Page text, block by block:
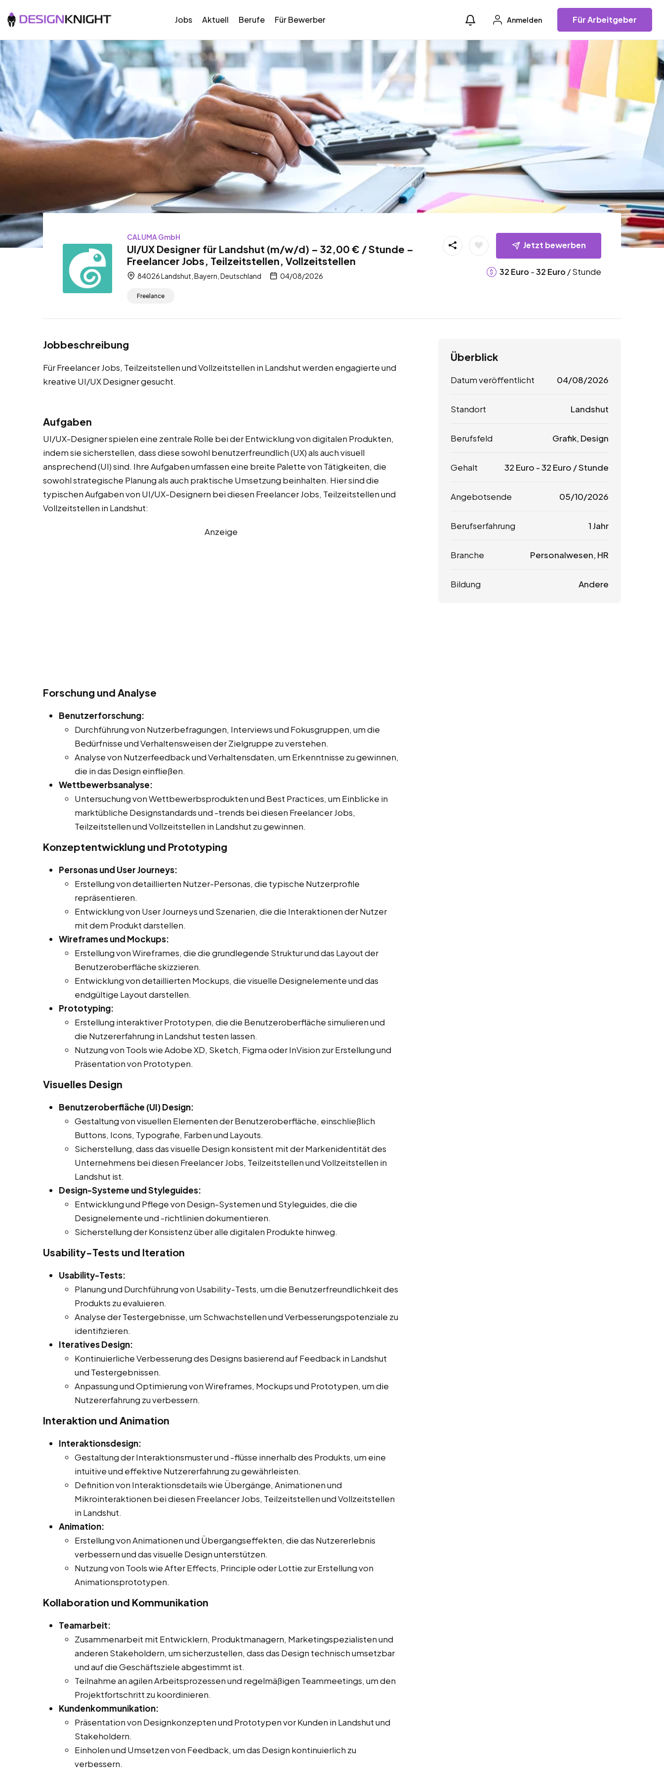
Jobs Aktuell Berufe Für Bewerber Anmelden Für Arbeitgeber
CALUMA GmbH
UI/UX Designer für Landshut (m/w/d) – 32,00 € / Stunde –
Freelancer Jobs, Teilzeitstellen, Vollzeitstellen
84026 Landshut, Bayern, Deutschland 04/08/2026
Freelance
Jetzt bewerben
32 Euro -32 Euro / Stunde
Jobbeschreibung
Für Freelancer Jobs, Teilzeitstellen und Vollzeitstellen in Landshut werden engagierte und
kreative UI/UX Designer gesucht.
Aufgaben
UI/UX-Designer spielen eine zentrale Rolle bei der Entwicklung von digitalen Produkten,
indem sie sicherstellen, dass diese sowohl benutzerfreundlich (UX) als auch visuell
ansprechend (UI) sind. Ihre Aufgaben umfassen eine breite Palette von Tätigkeiten, die
sowohl strategische Planung als auch praktische Umsetzung beinhalten. Hier sind die
typischen Aufgaben von UI/UX-Designern bei diesen Freelancer Jobs, Teilzeitstellen und
Vollzeitstellen in Landshut:
Anzeige
Forschung und Analyse
Benutzerforschung:
Durchführung von Nutzerbefragungen, Interviews und Fokusgruppen, um die
Bedürfnisse und Verhaltensweisen der Zielgruppe zu verstehen.
Analyse von Nutzerfeedback und Verhaltensdaten, um Erkenntnisse zu gewinnen,
die in das Design einfließen.
Wettbewerbsanalyse:
Untersuchung von Wettbewerbsprodukten und Best Practices, um Einblicke in
marktübliche Designstandards und -trends bei diesen Freelancer Jobs,
Teilzeitstellen und Vollzeitstellen in Landshut zu gewinnen.
Konzeptentwicklung und Prototyping
Personas und User Journeys:
Erstellung von detaillierten Nutzer-Personas, die typische Nutzerprofile
repräsentieren.
Entwicklung von User Journeys und Szenarien, die die Interaktionen der Nutzer
mit dem Produkt darstellen.
Wireframes und Mockups:
Erstellung von Wireframes, die die grundlegende Struktur und das Layout der
Benutzeroberfläche skizzieren.
Entwicklung von detaillierten Mockups, die visuelle Designelemente und das
endgültige Layout darstellen.
Prototyping:
Erstellung interaktiver Prototypen, die die Benutzeroberfläche simulieren und
die Nutzererfahrung in Landshut testen lassen.
Nutzung von Tools wie Adobe XD, Sketch, Figma oder InVision zur Erstellung und
Präsentation von Prototypen.
Visuelles Design
Benutzeroberfläche (UI) Design:
Gestaltung von visuellen Elementen der Benutzeroberfläche, einschließlich
Buttons, Icons, Typografie, Farben und Layouts.
Sicherstellung, dass das visuelle Design konsistent mit der Markenidentität des
Unternehmens bei diesen Freelancer Jobs, Teilzeitstellen und Vollzeitstellen in
Landshut ist.
Design-Systeme und Styleguides:
Entwicklung und Pflege von Design-Systemen und Styleguides, die die
Designelemente und -richtlinien dokumentieren.
Sicherstellung der Konsistenz über alle digitalen Produkte hinweg.
Usability-Tests und Iteration
Usability-Tests:
Planung und Durchführung von Usability-Tests, um die Benutzerfreundlichkeit des
Produkts zu evaluieren.
Analyse der Testergebnisse, um Schwachstellen und Verbesserungspotenziale zu
identifizieren.
Iteratives Design:
Kontinuierliche Verbesserung des Designs basierend auf Feedback in Landshut
und Testergebnissen.
Anpassung und Optimierung von Wireframes, Mockups und Prototypen, um die
Nutzererfahrung zu verbessern.
Interaktion und Animation
Interaktionsdesign:
Gestaltung der Interaktionsmuster und -flüsse innerhalb des Produkts, um eine
intuitive und effektive Nutzererfahrung zu gewährleisten.
Definition von Interaktionsdetails wie Übergänge, Animationen und
Mikrointeraktionen bei diesen Freelancer Jobs, Teilzeitstellen und Vollzeitstellen
in Landshut.
Animation:
Erstellung von Animationen und Übergangseffekten, die das Nutzererlebnis
verbessern und das visuelle Design unterstützen.
Nutzung von Tools wie After Effects, Principle oder Lottie zur Erstellung von
Animationsprototypen.
Kollaboration und Kommunikation
Teamarbeit:
Zusammenarbeit mit Entwicklern, Produktmanagern, Marketingspezialisten und
anderen Stakeholdern, um sicherzustellen, dass das Design technisch umsetzbar
und auf die Geschäftsziele abgestimmt ist.
Teilnahme an agilen Arbeitsprozessen und regelmäßigen Teammeetings, um den
Projektfortschritt zu koordinieren.
Kundenkommunikation:
Präsentation von Designkonzepten und Prototypen vor Kunden in Landshut und
Stakeholdern.
Einholen und Umsetzen von Feedback, um das Design kontinuierlich zu
verbessern.
Überblick
Datum veröffentlicht 04/08/2026
Standort Landshut
Berufsfeld Grafik, Design
Gehalt 32 Euro -32 Euro / Stunde
Angebotsende 05/10/2026
Berufserfahrung 1 Jahr
Branche Personalwesen, HR
Bildung Andere